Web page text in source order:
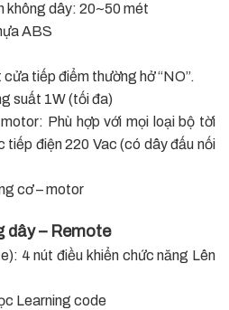
không dây: 20~50 mét
ABS
tiếp điểm thường hở “NO”.
suất 1W (tối đa)
Phù hợp với mọi loại bộ tời
tiếp điện 220 Vac (có dây đấu nối
cơ – motor
dây – Remote
4 nút điều khiển chức năng Lên
Learning code